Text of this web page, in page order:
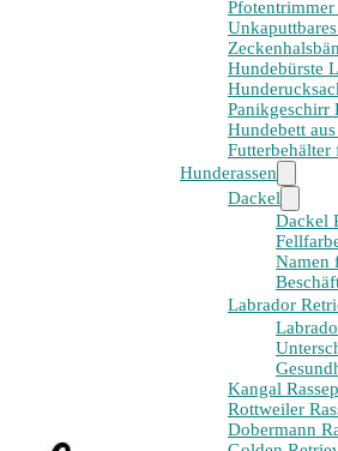
Hundebürste
Panikgeschirr
Hundebett
Hunderassen
Dackel
Dackel
Namen
Labrador
Kangal
Rottweiler
Dobermann